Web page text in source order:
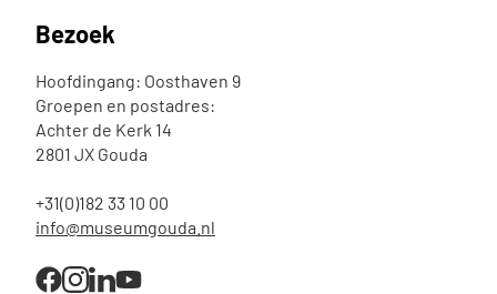
Bezoek
Hoofdingang: Oosthaven 9
Groepen en postadres:
Achter de Kerk 14
2801 JX Gouda
+31(0)182 33 10 00
info@museumgouda.nl